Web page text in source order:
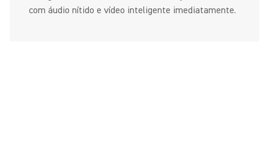
com áudio nítido e vídeo inteligente imediatamente.